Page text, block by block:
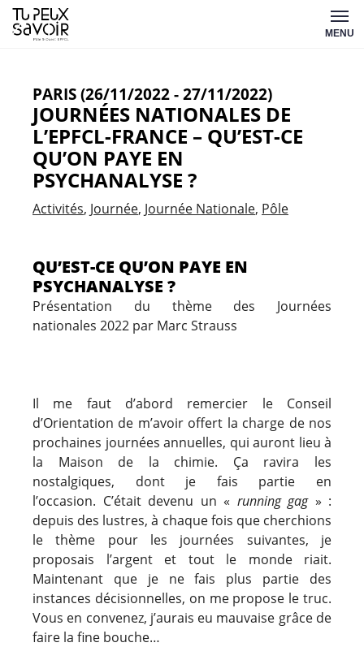
Aller
au
MENU
PARIS (26/11/2022 - 27/11/2022)
JOURNÉES NATIONALES DE
L’EPFCL-FRANCE – QU’EST-CE
QU’ON PAYE EN
PSYCHANALYSE ?
Activités Journée Journée Nationale Pôle
QU’EST-CE QU’ON PAYE EN
PSYCHANALYSE ?
Présentation du thème des Journées
nationales 2022 par Marc Strauss
Il me faut d’abord remercier le Conseil
d’Orientation de m’avoir offert la charge de nos
prochaines journées annuelles, qui auront lieu à
la Maison de la chimie. Ça ravira les
nostalgiques, dont je fais partie en
l’occasion. C’était devenu un « running gag» :
depuis des lustres, à chaque fois que cherchions
le thème pour les journées suivantes, je
proposais l’argent et tout le monde riait.
Maintenant que je ne fais plus partie des
instances décisionnelles, on me propose le truc.
Vous en convenez, j’aurais eu mauvaise grâce de
faire la fine bouche…